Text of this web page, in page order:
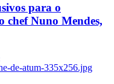
para o
chef Nuno Mendes,
de-atum-335x256.jpg